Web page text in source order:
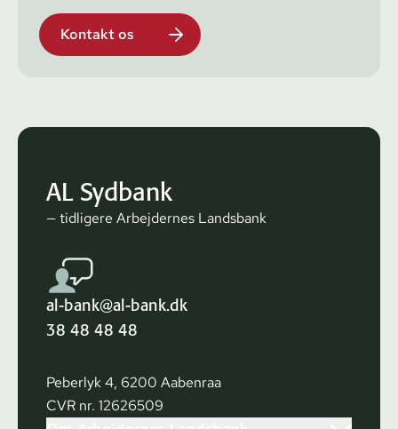
Kontakt os
AL Sydbank
— tidligere Arbejdernes Landsbank
al-bank@al-bank.dk
38 48 48 48
Peberlyk 4, 6200 Aabenraa
CVR nr. 12626509